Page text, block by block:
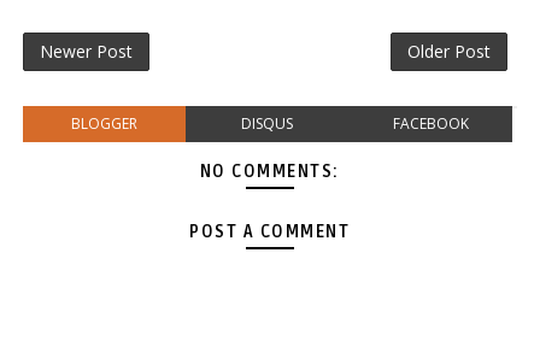
Newer Post Older Post
BLOGGER DISQUS FACEBOOK
NO COMMENTS:
POST A COMMENT